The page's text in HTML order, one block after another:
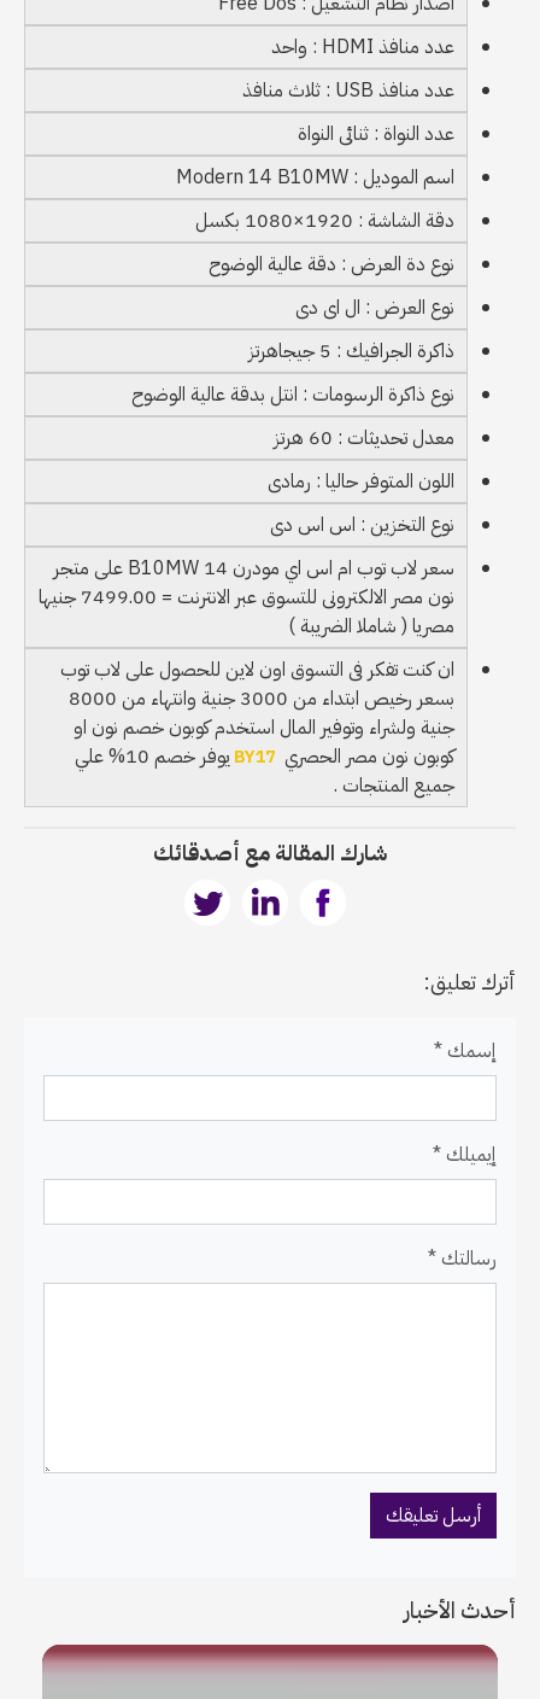
عدد منافذ HDMI : واحد
عدد منافذ USB : ثلاث منافذ
عدد النواة : ثنائى النواة
اسم الموديل : Modern 14 B10MW
دقة الشاشة : 1920×1080 بكسل
نوع دة العرض : دقة عالية الوضوح
نوع العرض : ال اى دى
ذاكرة الجرافيك : 5 جيجاهرتز
نوع ذاكرة الرسومات : انتل بدقة عالية الوضوح
معدل تحديثات : 60 هرتز
اللون المتوفر حاليا : رمادى
نوع التخزين : اس اس دى
سعر لاب توب ام اس اي مودرن 14 B10MW على متجر
نون مصر الالكترونى للتسوق عبر الانترنت = 7499.00 جنيها
مصريا ( شاملا الضريبة )
ان كنت تفكر فى التسوق اون لاين للحصول على لاب توب
بسعر رخيص ابتداء من 3000 جنية وانتهاء من 8000
جنية ولشراء وتوفير المال استخدم كوبون خصم نون او
كوبون نون مصر الحصري BY17
يوفر خصم 10% علي
جميع المنتجات .
شارك المقالة مع أصدقائك
أترك تعليق:
إسمك *
إيميلك *
رسالتك *
أحدث الأخبار